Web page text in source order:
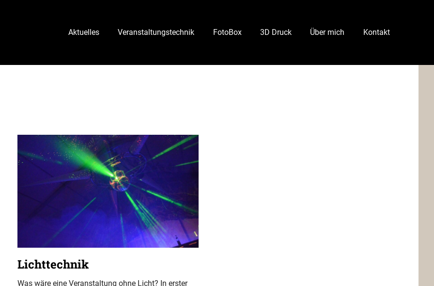
Aktuelles Veranstaltungstechnik FotoBox 3D Druck Über mich Kontakt
Lichttechnik
Was wäre eine Veranstaltung ohne Licht? In erster